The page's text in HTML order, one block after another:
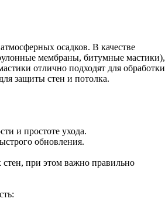
осадков. В качестве
мембраны, битумные мастики),
отлично подходят для обработки
защиты стен и потолка.
и простоте ухода.
обновления.
при этом важно правильно